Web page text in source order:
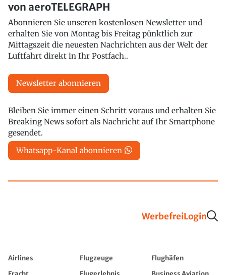
von aeroTELEGRAPH
Abonnieren Sie unseren kostenlosen Newsletter und
erhalten Sie von Montag bis Freitag pünktlich zur
Mittagszeit die neuesten Nachrichten aus der Welt der
Luftfahrt direkt in Ihr Postfach..
Newsletter abonnieren
Bleiben Sie immer einen Schritt voraus und erhalten Sie
Breaking News sofort als Nachricht auf Ihr Smartphone
gesendet.
Whatsapp-Kanal abonnieren
WerbefreiLogin
Airlines Flugzeuge
Flughäfen